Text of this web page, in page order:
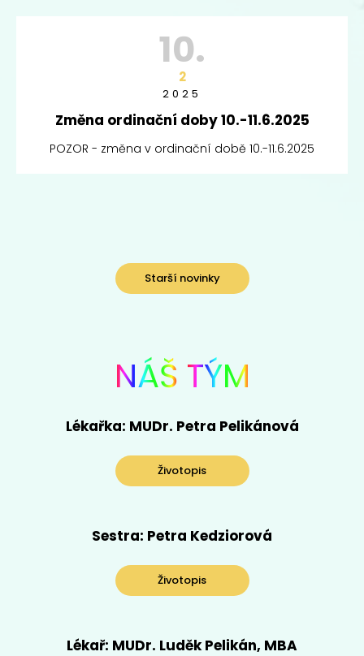
10.
2
2025
Změna ordinační doby 10.-11.6.2025
POZOR - změna v ordinační době 10.-11.6.2025
Starší novinky
NÁŠ TÝM
Lékařka: MUDr. Petra Pelikánová
Životopis
Sestra: Petra Kedziorová
Životopis
Lékař: MUDr. Luděk Pelikán, MBA